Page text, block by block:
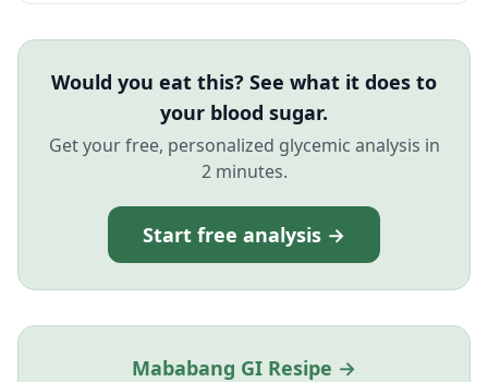
Would you eat this? See what it does to
your blood sugar.
Get your free, personalized glycemic analysis in
2 minutes.
Start free analysis →
Mababang GI Resipe →